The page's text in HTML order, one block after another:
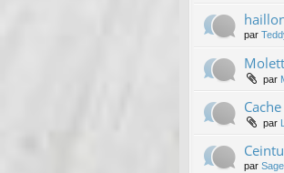
par
par
par
par